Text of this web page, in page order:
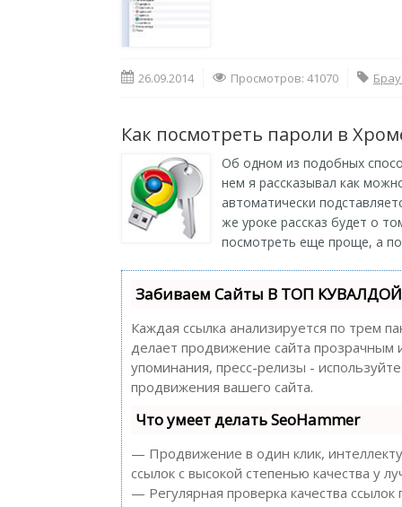
26.09.2014 Просмотров: 41070
Как посмотреть пароли в
Об одном из подобных
нем я рассказывал как
автоматически
же уроке рассказ будет о
посмотреть еще проще, а
Забиваем Сайты В ТОП КУВАЛДОЙ
Каждая ссылка анализируется по трем
делает продвижение сайта прозрачным
упоминания, пресс-релизы -
продвижения вашего сайта.
Что умеет делать SeoHammer
— Продвижение в один клик,
ссылок с высокой степенью качества у
— Регулярная проверка качества